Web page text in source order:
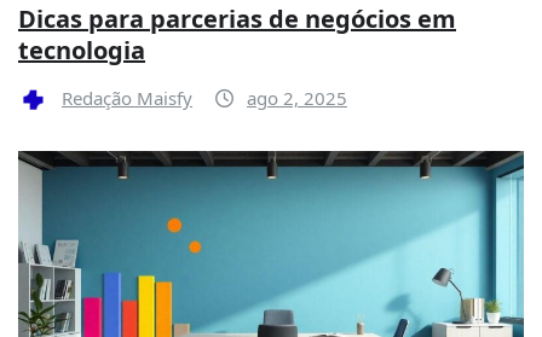
Dicas para parcerias de negócios em
tecnologia
Redação Maisfy ago 2, 2025